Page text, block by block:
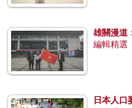
雄關漫道
編輯精選
日本人口